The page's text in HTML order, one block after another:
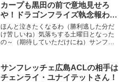
カープも黒田の前で意地見せろ
や！ドラゴンフライズ執念報われ
たで～！
ほんと泣きたくなるわ（勝利逃した分だ
け苦しいね）気落ちする土曜日となった
の～（期待していただけにね）サンフ
も・・サンフレここまで勝てないなら皆
頭丸めろ！カープも記念試合あ...
サンフレッチェ広島ACLの相手は
チェンライ・ユナイテットさん！